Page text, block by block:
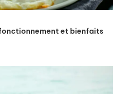
et bienfaits